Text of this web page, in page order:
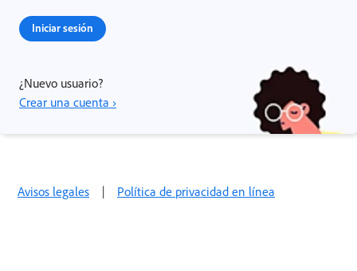
Iniciar sesión
¿Nuevo usuario?
Crear una cuenta ›
Avisos legales | Política de privacidad en línea